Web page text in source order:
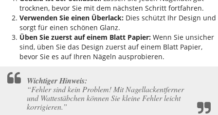
trocknen, bevor Sie mit dem nächsten Schritt fortfahren.
Verwenden Sie einen Überlack: Dies schützt Ihr Design und
sorgt für einen schönen Glanz.
Üben Sie zuerst auf einem Blatt Papier: Wenn Sie unsicher
sind, üben Sie das Design zuerst auf einem Blatt Papier,
bevor Sie es auf Ihren Nägeln ausprobieren.
Wichtiger Hinweis:
“Fehler sind kein Problem! Mit Nagellackentferner
und Wattestäbchen können Sie kleine Fehler leicht
korrigieren.”